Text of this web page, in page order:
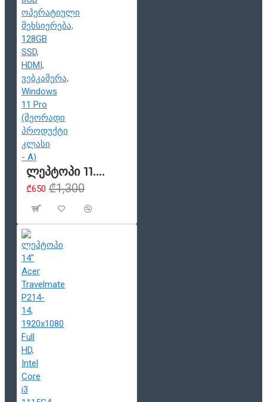
ლეპტოპი 11.6" HP x360 11 G6 EE, სენსორული ეკრანი 2-1-ში, Intel Core i5 10210Y (მე-10 თაობა), 8GB ოპერატიული მეხსიერება, 128GB SSD, HDMI, ვებკამერა, Windows 11 Pro (მეორადი პროდუქტი კლასი - A)
₾650 ₾1,300